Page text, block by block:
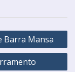
Barra Mansa